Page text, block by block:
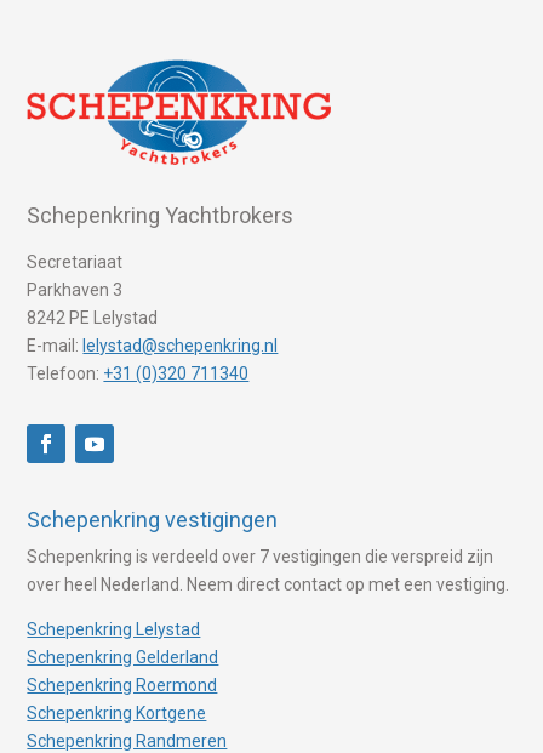
Schepenkring Yachtbrokers
Secretariaat
Parkhaven 3
8242 PE Lelystad
E-mail: lelystad@schepenkring.nl
Telefoon: +31 (0)320 711340
Schepenkring vestigingen
Schepenkring is verdeeld over 7 vestigingen die verspreid zijn
over heel Nederland. Neem direct contact op met een vestiging.
Schepenkring Lelystad
Schepenkring Gelderland
Schepenkring Roermond
Schepenkring Kortgene
Schepenkring Randmeren